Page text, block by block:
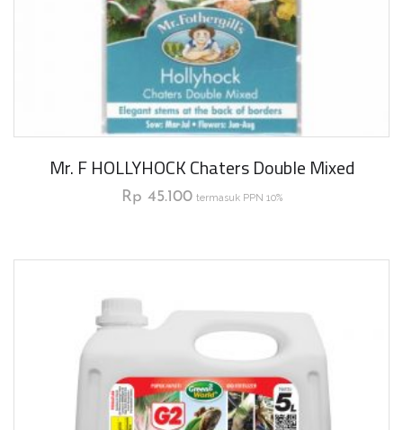
Mr. F HOLLYHOCK Chaters Double Mixed
Rp 45.100 termasuk PPN 10%